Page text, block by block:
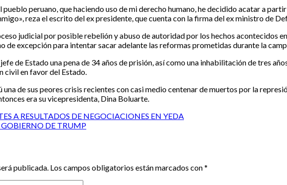
peruano, que haciendo uso de mi derecho humano, he decidido acatar a
reza el escrito del ex presidente, que cuenta con la firma del ex ministro de
judicial por posible rebelión y abuso de autoridad por los hechos acontecidos
de excepción para intentar sacar adelante las reformas prometidas durante la
de Estado una pena de 34 años de prisión, así como una inhabilitación de tres
civil en favor del Estado.
de sus peores crisis recientes con casi medio centenar de muertos por la
era su vicepresidenta, Dina Boluarte.
A RESULTADOS DE NEGOCIACIONES EN YEDA
DE TRUMP
publicada. Los campos obligatorios están marcados con*